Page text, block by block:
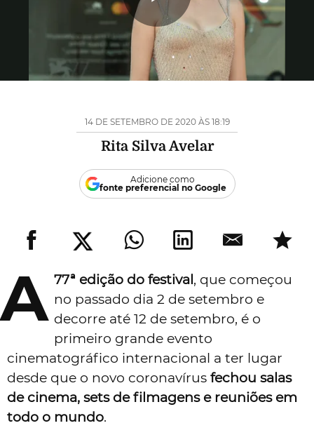
14 DE SETEMBRO DE 2020 ÀS 18:19
Rita Silva Avelar
Adicione como
fonte preferencial no Google
A 77ª edição do festival, que começou
no passado dia 2 de setembro e
decorre até 12 de setembro, é o
primeiro grande evento
cinematográfico internacional a ter lugar
desde que o novo coronavírus fechou salas
de cinema, sets de filmagens e reuniões em
todo o mundo.